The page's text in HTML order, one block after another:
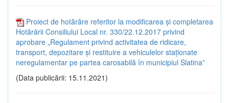
Proiect de hotărâre referitor la modificarea și completarea
Hotărârii Consiliului Local nr. 330/22.12.2017 privind
aprobare „Regulament privind activitatea de ridicare,
transport, depozitare și restituire a vehiculelor staționate
neregulamentar pe partea carosabilă în municipiul Slatina”
(Data publicării: 15.11.2021)